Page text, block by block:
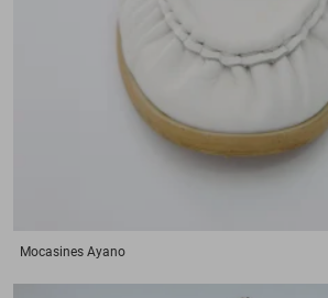
Mocasines Ayano